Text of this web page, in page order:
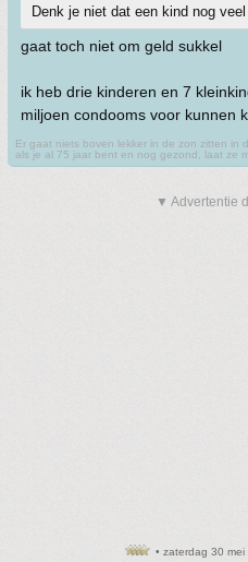
Denk je niet dat een kind nog
gaat toch niet om geld sukkel
ik heb drie kinderen en 7
miljoen condooms voor kunnen
Er gaat niets boven lekker in de zon zitten in
als je al 75 jaar bent en nog gezond, laat ze
▼ Advertentie
• zaterdag 30